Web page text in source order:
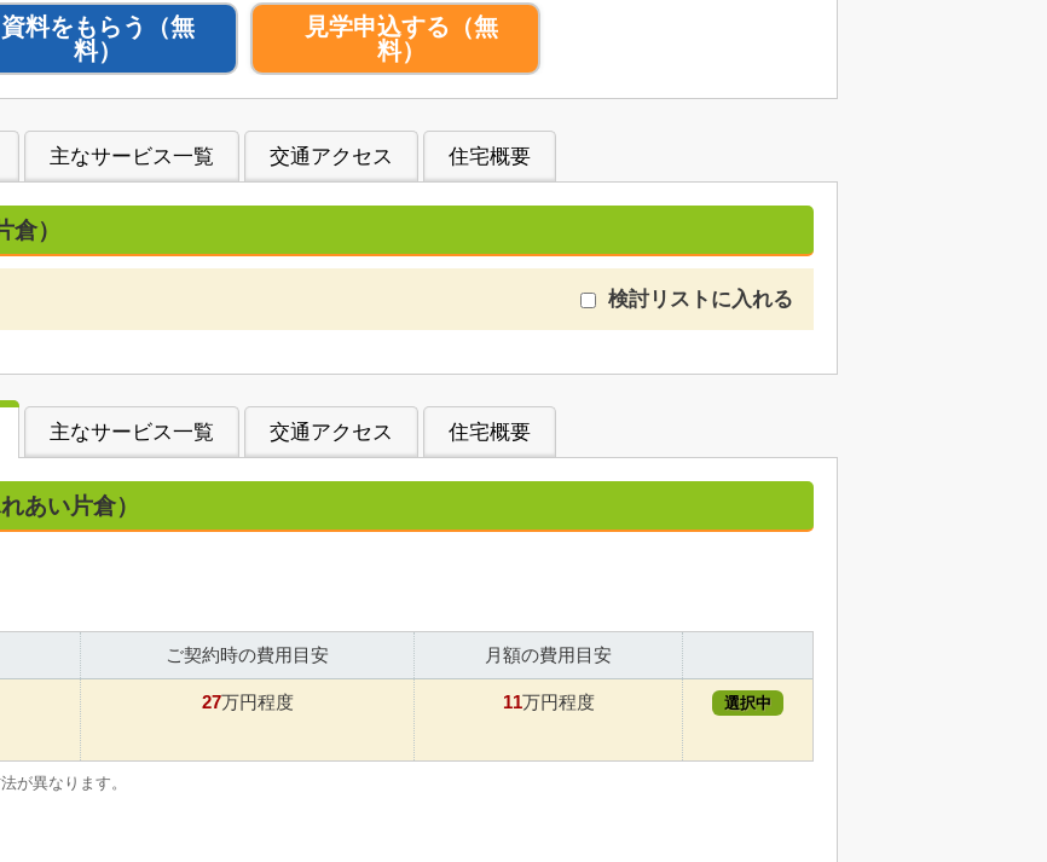
資料をもらう
（無
料）
見学申込する （無
料）
主なサービス一覧 交通アクセス 住宅概要
倉）
検討リストに入れる
主なサービス一覧 交通アクセス 住宅概要
れあい片倉）
ご契約時の費用目安 月額の費用目安
27万円程度 11万円程度 選択中
が異なります。